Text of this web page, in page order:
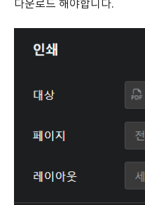
다운로드 해야합니다.